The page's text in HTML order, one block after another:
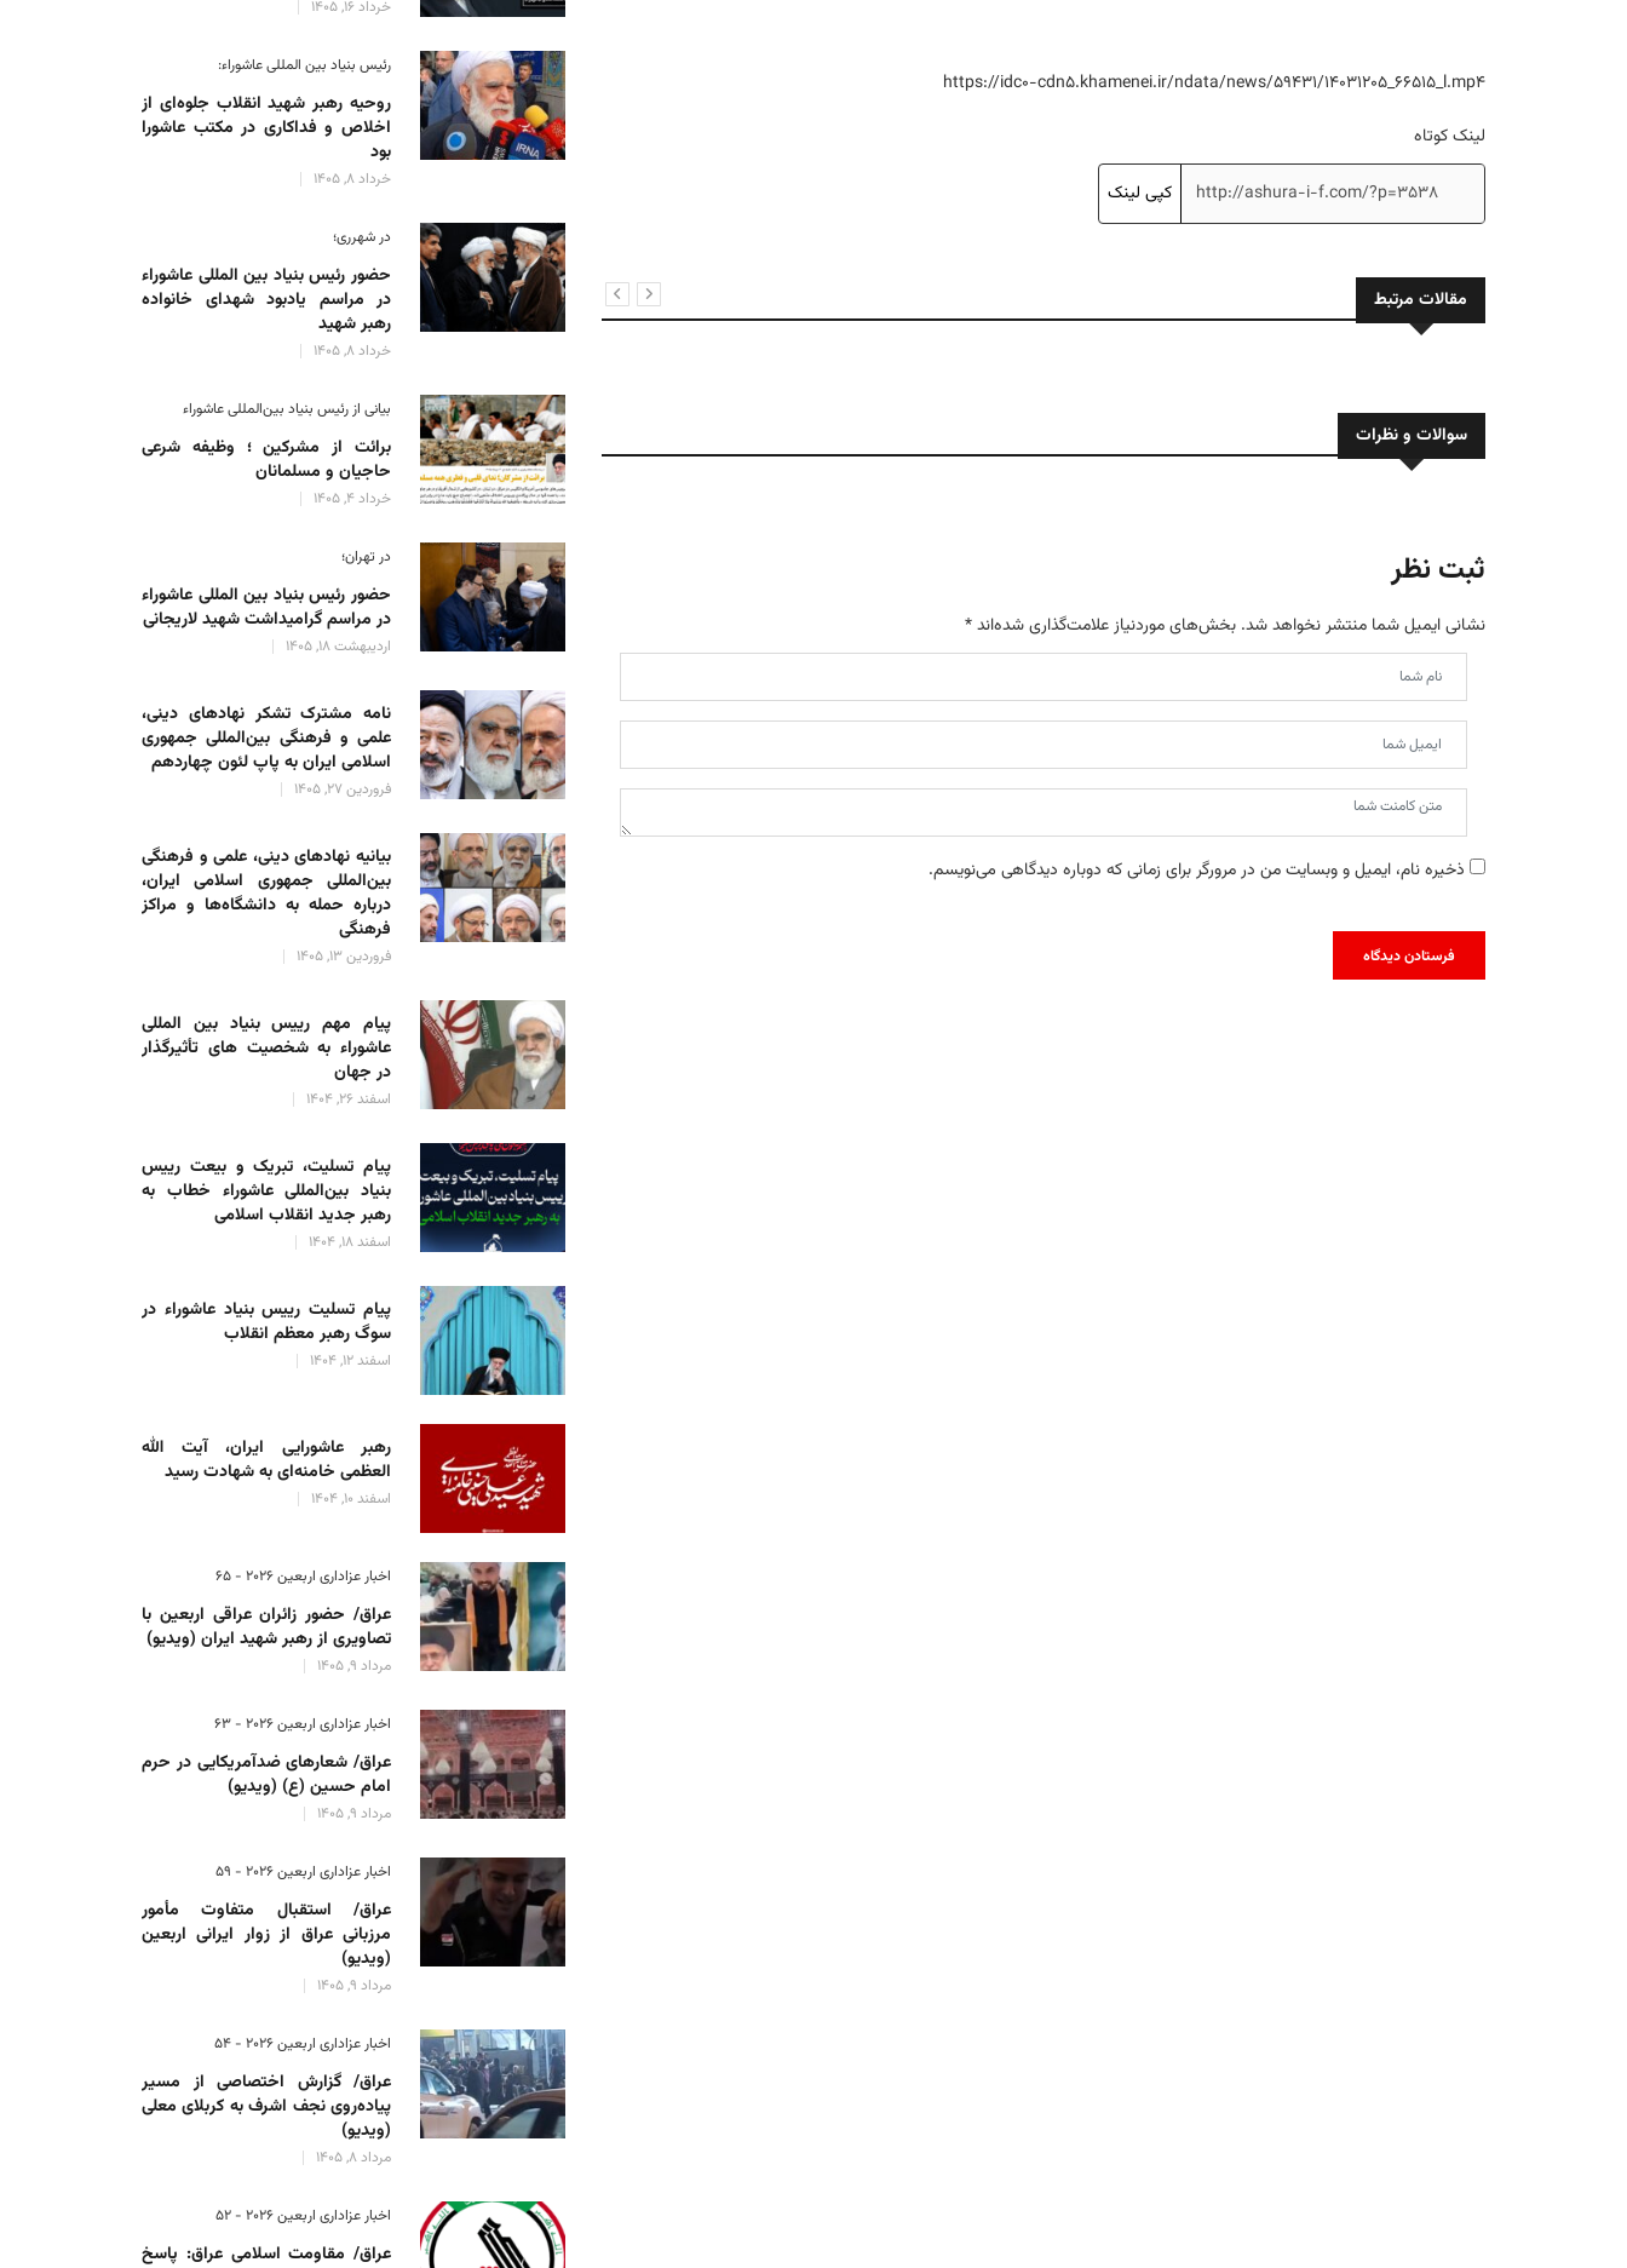
https://idc0-cdn5.khamenei.ir/ndata/news/59431/14031205_66515_l.mp4
لینک کوتاه
کپی لینک
مقالات مرتبط
سوالات و نظرات
ثبت نظر
نشانی ایمیل شما منتشر نخواهد شد. بخش‌های موردنیاز علامت‌گذاری شده‌اند*
ذخیره نام، ایمیل و وبسایت من در مرورگر برای زمانی که دوباره دیدگاهی می‌نویسم.
خرداد 16, 1405
رئیس بنیاد بین المللی عاشوراء:
روحیه رهبر شهید انقلاب جلوه‌ای از
اخلاص و فداکاری در مکتب عاشورا
بود
خرداد 8, 1405
در شهرری؛
حضور رئیس بنیاد بین المللی عاشوراء
در مراسم یادبود شهدای خانواده
رهبر شهید
خرداد 8, 1405
بیانی از رئیس بنیاد بین‌المللی عاشوراء
برائت از مشرکین ؛ وظیفه شرعی
حاجیان و مسلمانان
خرداد 4, 1405
در تهران؛
حضور رئیس بنیاد بین المللی عاشوراء
در مراسم گرامیداشت شهید لاریجانی
اردیبهشت 18, 1405
نامه مشترک تشکر نهادهای دینی،
علمی و فرهنگی بین‌المللی جمهوری
اسلامی ایران به پاپ لئون چهاردهم
فروردین 27, 1405
بیانیه نهادهای دینی، علمی و فرهنگی
بین‌المللی جمهوری اسلامی ایران،
درباره حمله به دانشگاه‌ها و مراکز
فرهنگی
فروردین 13, 1405
پیام مهم رییس بنیاد بین المللی
عاشوراء به شخصیت های تأثیرگذار
در جهان
اسفند 26, 1404
پیام تسلیت، تبریک و بیعت رییس
بنیاد بین‌المللی عاشوراء خطاب به
رهبر جدید انقلاب اسلامی
اسفند 18, 1404
پیام تسلیت رییس بنیاد عاشوراء در
سوگ رهبر معظم انقلاب
اسفند 12, 1404
رهبر عاشورایی ایران، آیت الله
العظمی خامنه‌ای به شهادت رسید
اسفند 10, 1404
اخبار عزاداری اربعین ۲۰۲۶ - 65
عراق/ حضور زائران عراقی اربعین با
تصاویری از رهبر شهید ایران (ویدیو)
مرداد 9, 1405
اخبار عزاداری اربعین ۲۰۲۶ - 63
عراق/ شعارهای ضدآمریکایی در حرم
امام حسین (ع) (ویدیو)
مرداد 9, 1405
اخبار عزاداری اربعین ۲۰۲۶ - 59
عراق/ استقبال متفاوت مأمور
مرزبانی عراق از زوار ایرانی اربعین
(ویدیو)
مرداد 9, 1405
اخبار عزاداری اربعین ۲۰۲۶ - 54
عراق/ گزارش اختصاصی از مسیر
پیاده‌روی نجف اشرف به کربلای معلی
(ویدیو)
مرداد 8, 1405
اخبار عزاداری اربعین ۲۰۲۶ - 52
عراق/ مقاومت اسلامی عراق: پاسخ